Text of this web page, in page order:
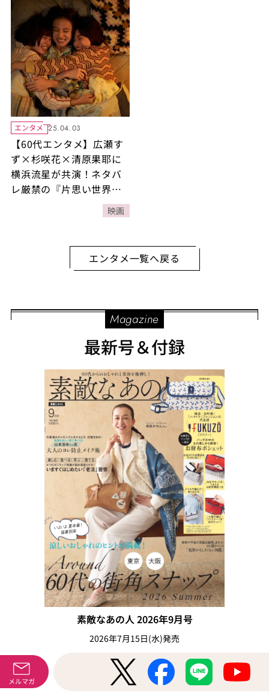
エンタメ 25.04.03
【60代エンタメ】広瀬す
ず×杉咲花×清原果耶に
横浜流星が共演！ネタバ
レ厳禁の『片思い世界』
は脚本・坂元裕二の自信
映画
エンタメ一覧へ戻る
Magazine
最新号＆付録
素敵なあの人 2026年9月号
2026年7月15日(水)発売
表紙：桐島かれん
今月の特別付録
メルマガ